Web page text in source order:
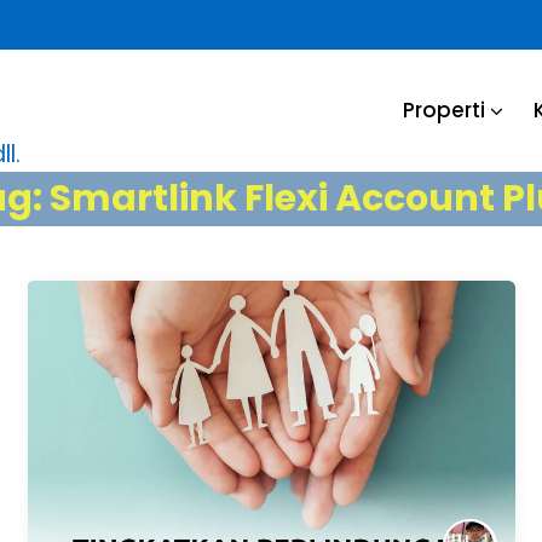
Properti
Smartlink Flexi Account